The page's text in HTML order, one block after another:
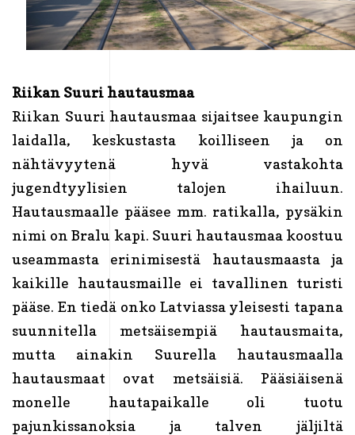
Riikan Suuri hautausmaa
Riikan Suuri hautausmaa sijaitsee kaupungin
laidalla, keskustasta koilliseen ja on
nähtävyytenä hyvä vastakohta
jugendtyylisien talojen ihailuun.
Hautausmaalle pääsee mm. ratikalla, pysäkin
nimi on Bralu kapi. Suuri hautausmaa koostuu
useammasta erinimisestä hautausmaasta ja
kaikille hautausmaille ei tavallinen turisti
pääse. En tiedä onko Latviassa yleisesti tapana
suunnitella metsäisempiä hautausmaita,
mutta ainakin Suurella hautausmaalla
hautausmaat ovat metsäisiä. Pääsiäisenä
monelle hautapaikalle oli tuotu
pajunkissanoksia ja talven jäljiltä